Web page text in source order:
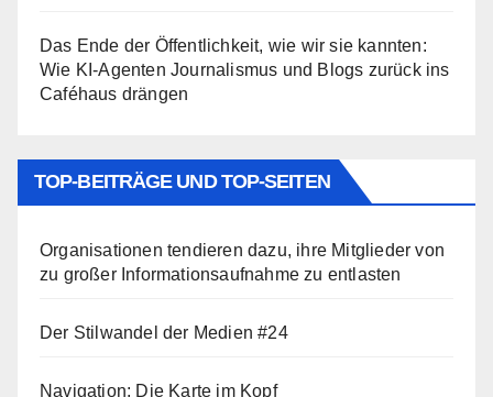
Das Ende der Öffentlichkeit, wie wir sie kannten:
Wie KI-Agenten Journalismus und Blogs zurück ins
Caféhaus drängen
TOP-BEITRÄGE UND TOP-SEITEN
Organisationen tendieren dazu, ihre Mitglieder von
zu großer Informationsaufnahme zu entlasten
Der Stilwandel der Medien #24
Navigation: Die Karte im Kopf